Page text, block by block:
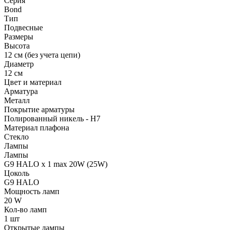
Bond
Тип
Подвесные
Размеры
Высота
12 см (без учета цепи)
Диаметр
12 см
Цвет и материал
Арматура
Металл
Покрытие арматуры
Полированный никель - H7
Материал плафона
Стекло
Лампы
Лампы
G9 HALO x 1 max 20W (25W)
Цоколь
G9 HALO
Мощность ламп
20 W
Кол-во ламп
1 шт
Открытые лампы